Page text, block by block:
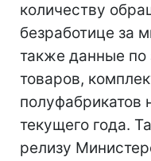
количеству
безработице за
также данные по
товаров,
полуфабрикатов
текущего года.
релизу